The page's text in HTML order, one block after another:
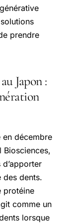
prendre
Japon :
en décembre
Biosciences,
des dents.
protéine
comme un
lorsque